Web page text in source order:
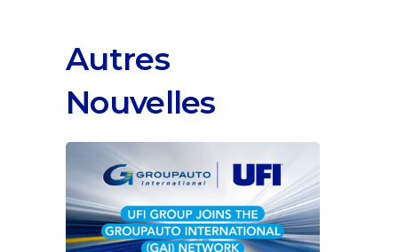
Nouvelles
UFI Group rejoint le réseau GROUPAUTO